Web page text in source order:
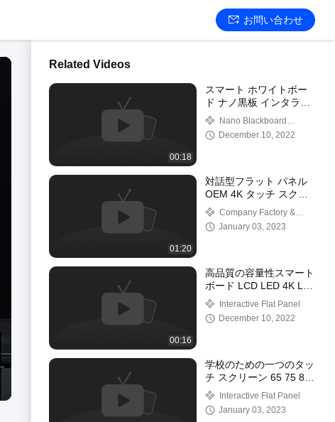
お問い合わせ
Related Videos
00:18
スマート ホワイトボー
ド ナノ黒板 インタラク
ティブ フラット パネル
静電容量式タッチ ディ
スプレイ
Nano Blackboard
Education Whiteboard
December 10, 2022
01:20
対話型フラット パネル
OEM 4K タッチ スクリ
ーン ディスプレイ 86
75 インチ スマート ホワ
イト ボード
Company Factory &
Software
January 03, 2023
00:16
高品質の容量性スマート
ボード LCD LED 4K LG
スクリーン インタラク
ティブ ホワイトボード
Interactive Flat Panel
December 10, 2022
学校のための一つのタッ
チ スクリーン 65 75 86
インチのディスプレイの
すべての 4K 相互フラッ
ト パネル
Interactive Flat Panel
January 03, 2023